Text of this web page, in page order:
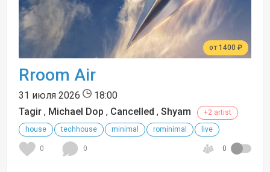
от 1400 ₽
Rroom Air
31 июля 2026
18:00
Tagir , Michael Dop , Cancelled , Shyam
+2 artist
house
techhouse minimal rominimal live
0 0 0